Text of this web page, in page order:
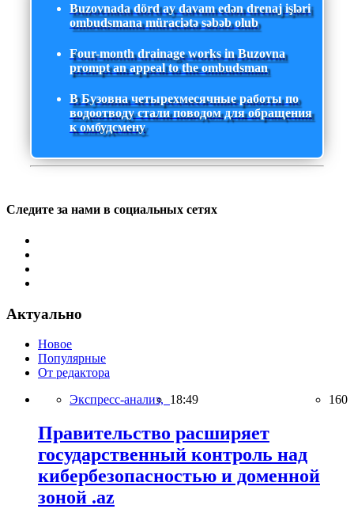
Buzovnada dörd ay davam edən drenaj işləri
ombudsmana müraciətə səbəb olub
Four-month drainage works in Buzovna
prompt an appeal to the ombudsman
В Бузовна четырехмесячные работы по
водоотводу стали поводом для обращения
к омбудсмену
Следите за нами в социальных сетях
Актуально
Новое
Популярные
От редактора
Экспресс-анализ, 18:49 160
Правительство расширяет
государственный контроль над
кибербезопасностью и доменной
зоной .az